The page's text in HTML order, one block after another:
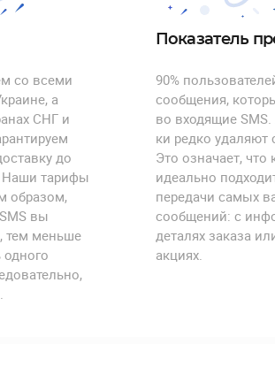
со всеми
а
СНГ и
до
Наши тарифы
образом,
вы
тем меньше
одного
Показатель
90%
сообщения,
во входящие
ки редко удаляют
Это означает, что
идеально
передачи самых
сообщений: с
деталях заказа
акциях.